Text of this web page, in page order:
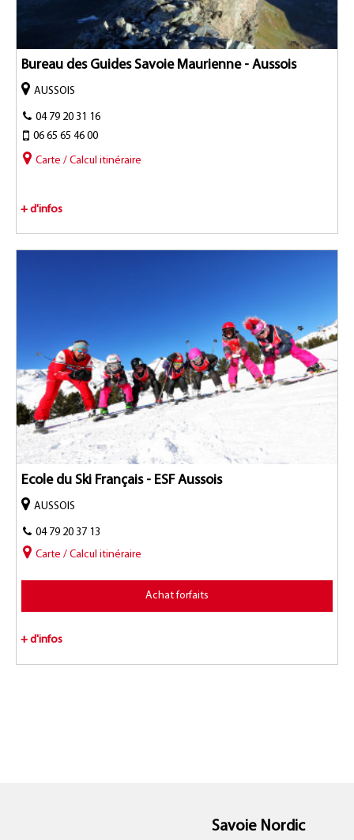
Bureau des Guides Savoie Maurienne - Aussois
AUSSOIS
04 79 20 31 16
06 65 65 46 00
Carte / Calcul itinéraire
+ d'infos
Ecole du Ski Français - ESF Aussois
AUSSOIS
04 79 20 37 13
Carte / Calcul itinéraire
+ d'infos
Achat forfaits
Savoie Nordic